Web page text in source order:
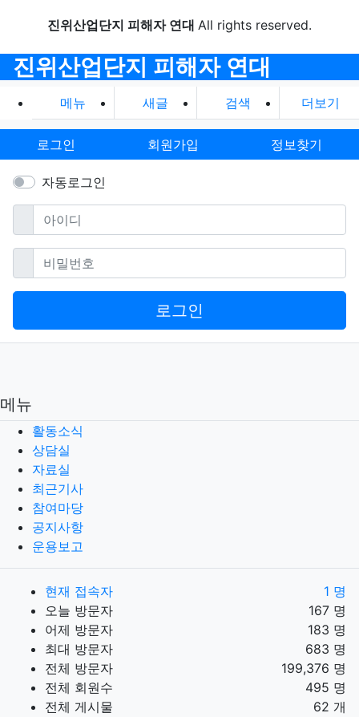
진위산업단지 피해자 연대 All rights reserved.
진위산업단지 피해자 연대
메뉴 새글 검색 더보기
로그인 회원가입 정보찾기
자동로그인
아이디필수
비밀번호필수
로그인
메뉴
활동소식
상담실
자료실
최근기사
참여마당
공지사항
운용보고
현재 접속자
1 명
오늘 방문자
167 명
어제 방문자
183 명
최대 방문자
683 명
전체 방문자
199,376 명
전체 회원수
495 명
전체 게시물
62 개